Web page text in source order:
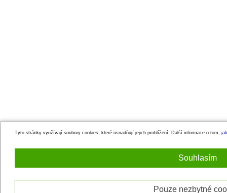
Tyto stránky využívají soubory cookies, které usnadňují jejich prohlížení. Další informace o tom,
Souhlasím
Pouze nezbytné